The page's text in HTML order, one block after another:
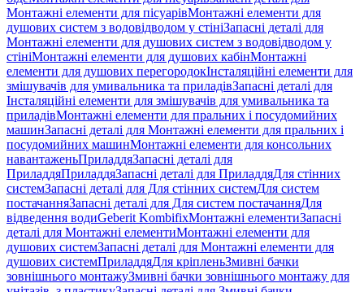
Монтажні елементи для пісуарівМонтажні елементи для
душових систем з водовідводом у стініЗапасні деталі для
Монтажні елементи для душових систем з водовідводом у
стініМонтажні елементи для душових кабінМонтажні
елементи для душових перегородокІнсталяційні елементи для
змішувачів для умивальника та приладівЗапасні деталі для
Інсталяційні елементи для змішувачів для умивальника та
приладівМонтажні елементи для пральних і посудомийних
машинЗапасні деталі для Монтажні елементи для пральних і
посудомийних машинМонтажні елементи для консольних
навантаженьПриладдяЗапасні деталі для
ПриладдяПриладдяЗапасні деталі для ПриладдяДля стінних
системЗапасні деталі для Для стінних системДля систем
постачанняЗапасні деталі для Для систем постачанняДля
відведення водиGeberit KombifixМонтажні елементиЗапасні
деталі для Монтажні елементиМонтажні елементи для
душових системЗапасні деталі для Монтажні елементи для
душових системПриладдяДля кріпленьЗмивні бачки
зовнішнього монтажуЗмивні бачки зовнішнього монтажу для